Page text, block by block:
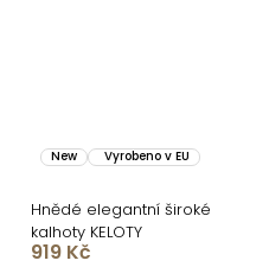
New Vyrobeno v EU
Hnědé elegantní široké
kalhoty KELOTY
919 Kč